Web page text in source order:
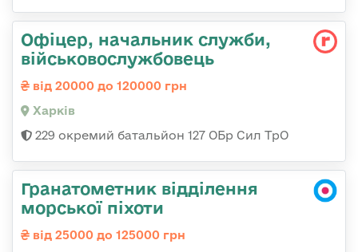
Офіцер, начальник служби,
військовослужбовець
від 20000 до 120000 грн
Харків
229 окремий батальйон 127 ОБр Сил ТрО
Гранатометник відділення
морської піхоти
від 25000 до 125000 грн